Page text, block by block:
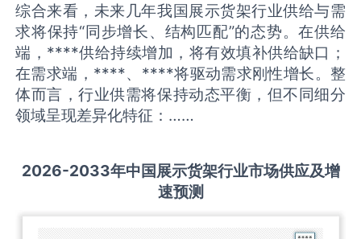
综合来看，未来几年我国展示货架行业供给与需
求将保持“同步增长、结构匹配”的态势。在供给
端，****供给持续增加，将有效填补供给缺口；
在需求端，****、****将驱动需求刚性增长。整
体而言，行业供需将保持动态平衡，但不同细分
领域呈现差异化特征：……
2026-2033年中国展示货架行业市场供应及增
速预测